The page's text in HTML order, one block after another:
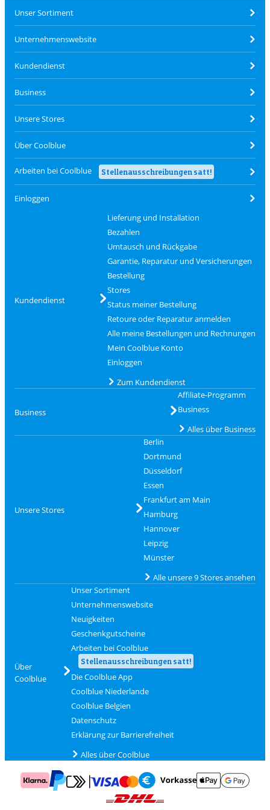
Unser Sortiment
Unternehmenswebsite
Kundendienst
Business
Unsere Stores
Über Coolblue
Arbeiten bei Coolblue Stellenausschreibungen satt!
Einloggen
Kundendienst
Lieferung und Installation
Bezahlen
Umtausch und Rückgabe
Garantie, Reparatur und Versicherungen
Bestellung
Stores
Status meiner Bestellung
Retoure oder Reparatur anmelden
Alle meine Bestellungen und Rechnungen
Mein Coolblue Konto
Einloggen
Zum Kundendienst
Business
Affiliate-Programm
Business
Alles über Business
Unsere Stores
Berlin
Dortmund
Düsseldorf
Essen
Frankfurt am Main
Hamburg
Hannover
Leipzig
Münster
Alle unsere 9 Stores ansehen
Über
Coolblue
Unser Sortiment
Unternehmenswebsite
Neuigkeiten
Geschenkgutscheine
Arbeiten bei Coolblue
Stellenausschreibungen satt!
Die Coolblue App
Coolblue Niederlande
Coolblue Belgien
Datenschutz
Erklärung zur Barrierefreiheit
Alles über Coolblue
Zahlung mit PayPal
Zahlung mit Mastercard und Visa über Click to Pay
Zahlung mit Vorkasse